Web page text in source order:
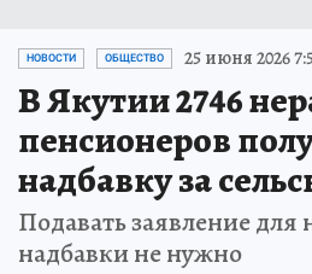
НОВОСТИ ОБЩЕСТВО 25 июня 2026
В Якутии 2746
пенсионеров
надбавку за
Подавать заявление для
надбавки не нужно